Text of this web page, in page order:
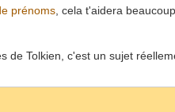
prénoms , cela t'aidera
de Tolkien, c'est un sujet